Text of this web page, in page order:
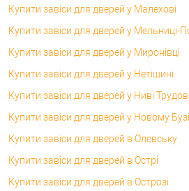
Купити завіси для дверей у Малехові
Купити завіси для дверей у Мельниці-
Купити завіси для дверей у Миронівці
Купити завіси для дверей у Нетішині
Купити завіси для дверей у Ниві
Купити завіси для дверей у Новому Бузі
Купити завіси для дверей в Олевську
Купити завіси для дверей в Острі
Купити завіси для дверей в Острозі